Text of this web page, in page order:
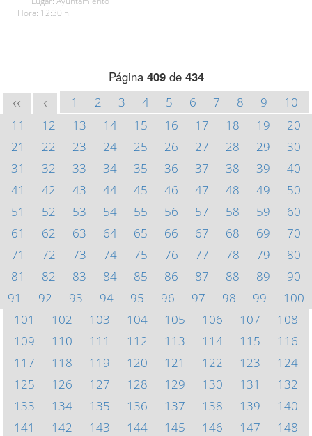
Hora: 12:30 h.
Página 409de 434
<< < 1 2 3 4 5 6 7 8 9
10
11
12 13 14 15 16 17 18 19
20
21
22 23 24 25 26 27 28 29
30
31
32 33 34 35 36 37 38 39
40
41
42 43 44 45 46 47 48 49
50
51
52 53 54 55 56 57 58 59
60
61
62 63 64 65 66 67 68 69
70
71
72 73 74 75 76 77 78 79
80
81
82 83 84 85 86 87 88 89
90
91
92 93 94 95 96 97 98 99
100
101
102 103 104 105 106 107
108
109
110 111 112 113 114 115
116
117
118 119 120 121 122 123
124
125
126 127 128 129 130 131
132
133
134 135 136 137 138 139
140
141
142 143 144 145 146 147
148